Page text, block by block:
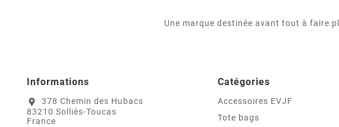
Une marque destinée avant tout à faire
Informations
location_on
378 Chemin des Hubacs
83210 Solliès-Toucas
France
Catégories
Accessoires EVJF
Tote bags